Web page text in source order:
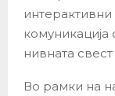
нивната
Во рамки на